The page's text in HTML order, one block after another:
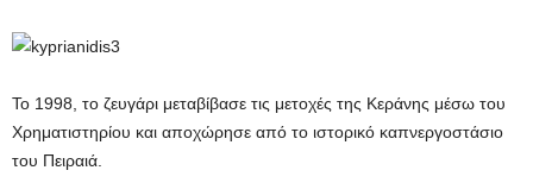
Το 1998, το ζευγάρι μεταβίβασε τις μετοχές της Κεράνης μέσω του
Χρηματιστηρίου και αποχώρησε από το ιστορικό καπνεργοστάσιο
του Πειραιά.